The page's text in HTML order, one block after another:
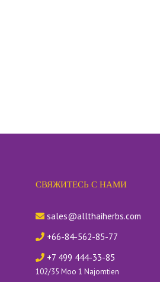
СВЯЖИТЕСЬ С НАМИ
sales@allthaiherbs.com
+66-84-562-85-77
+7 499 444-33-85
102/35 Moo 1 Najomtien